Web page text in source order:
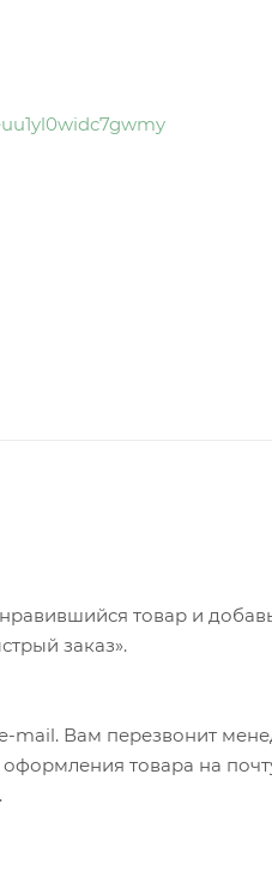
товар и
заказ».
Вам перезвонит
товара на